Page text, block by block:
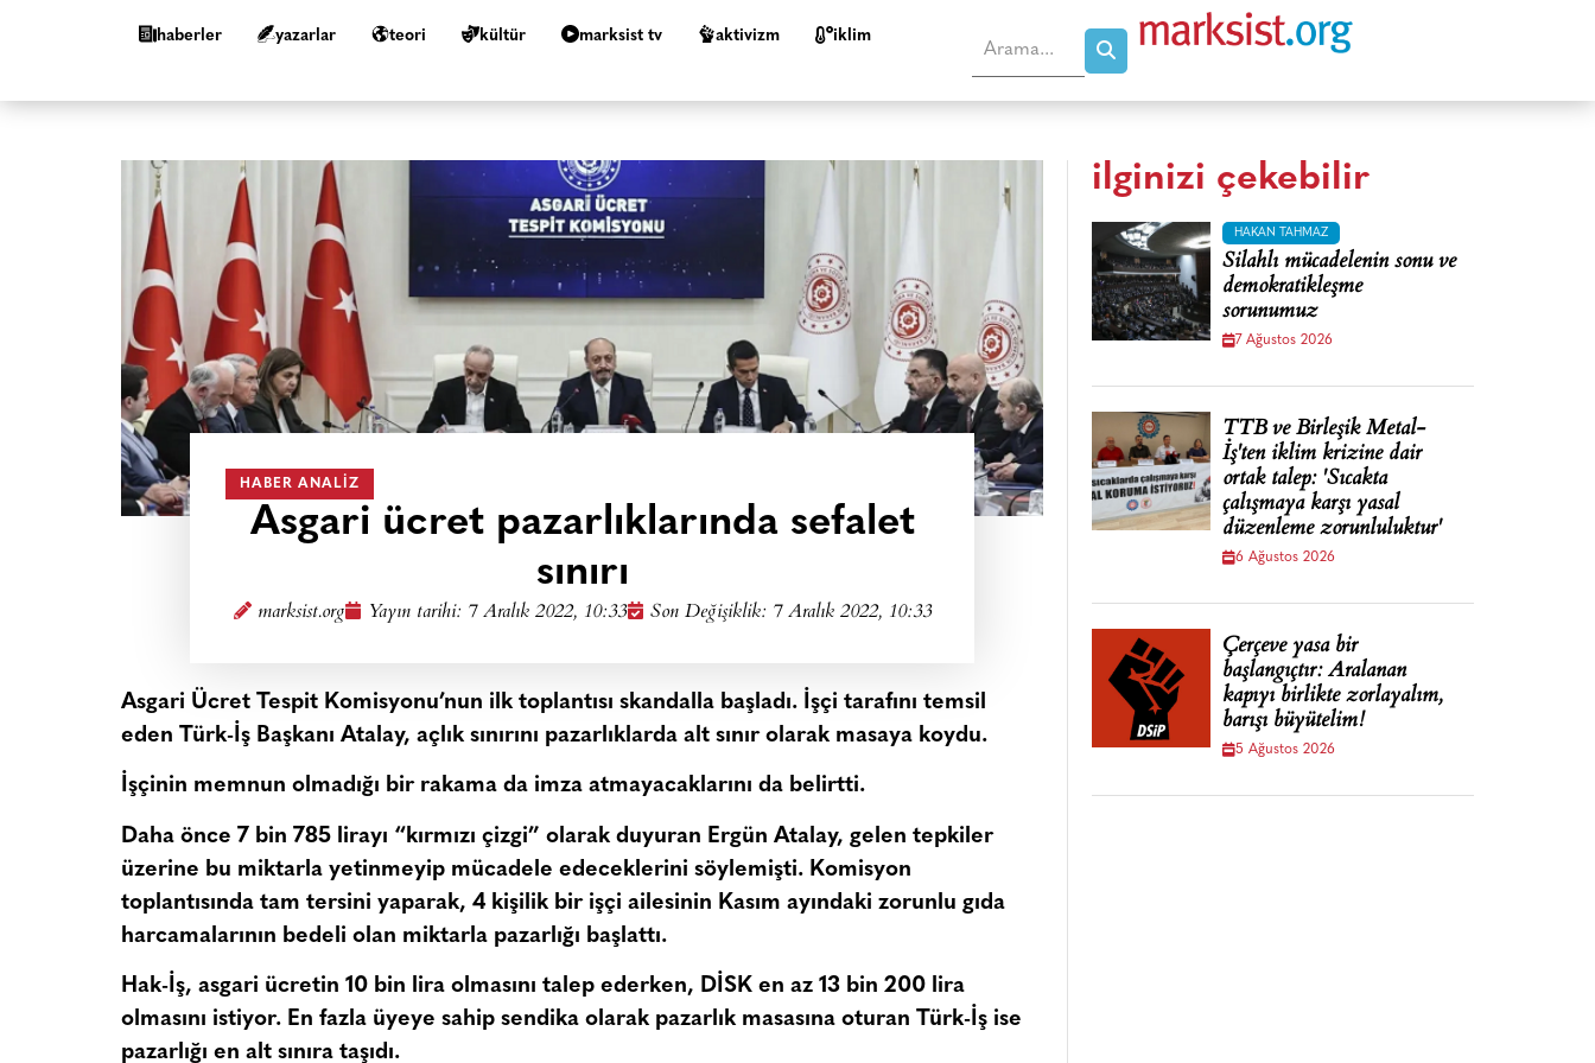
haberler yazarlar teori kültür marksist tv aktivizm i̇klim
HABER ANALIZ
Asgari ücret pazarlıklarında sefalet
sınırı
marksist.org Yayın tarihi: 7 Aralık 2022, 10:33 Son Değişiklik: 7 Aralık 2022, 10:33
Asgari Ücret Tespit Komisyonu’nun ilk toplantısı skandalla başladı. İşçi tarafını temsil
eden Türk-İş Başkanı Atalay, açlık sınırını pazarlıklarda alt sınır olarak masaya koydu.
İşçinin memnun olmadığı bir rakama da imza atmayacaklarını da belirtti.
Daha önce 7 bin 785 lirayı “kırmızı çizgi” olarak duyuran Ergün Atalay, gelen tepkiler
üzerine bu miktarla yetinmeyip mücadele edeceklerini söylemişti. Komisyon
toplantısında tam tersini yaparak, 4 kişilik bir işçi ailesinin Kasım ayındaki zorunlu gıda
harcamalarının bedeli olan miktarla pazarlığı başlattı.
Hak-İş, asgari ücretin 10 bin lira olmasını talep ederken, DİSK en az 13 bin 200 lira
olmasını istiyor. En fazla üyeye sahip sendika olarak pazarlık masasına oturan Türk-İş ise
pazarlığı en alt sınıra taşıdı.
ilginizi çekebilir
HAKAN TAHMAZ
Silahlı mücadelenin sonu ve
demokratikleşme
sorunumuz
7 Ağustos 2026
TTB ve Birleşik Metal-
İş'ten iklim krizine dair
ortak talep: 'Sıcakta
çalışmaya karşı yasal
düzenleme zorunluluktur'
6 Ağustos 2026
Çerçeve yasa bir
başlangıçtır: Aralanan
kapıyı birlikte zorlayalım,
barışı büyütelim!
5 Ağustos 2026